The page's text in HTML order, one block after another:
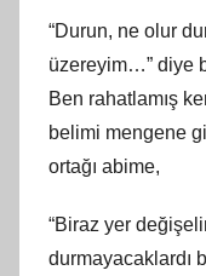
“Durun, ne olur
üzereyim…” diye
Ben rahatlamış
belimi mengene
ortağı abime,
“Biraz yer
durmayacaklardı